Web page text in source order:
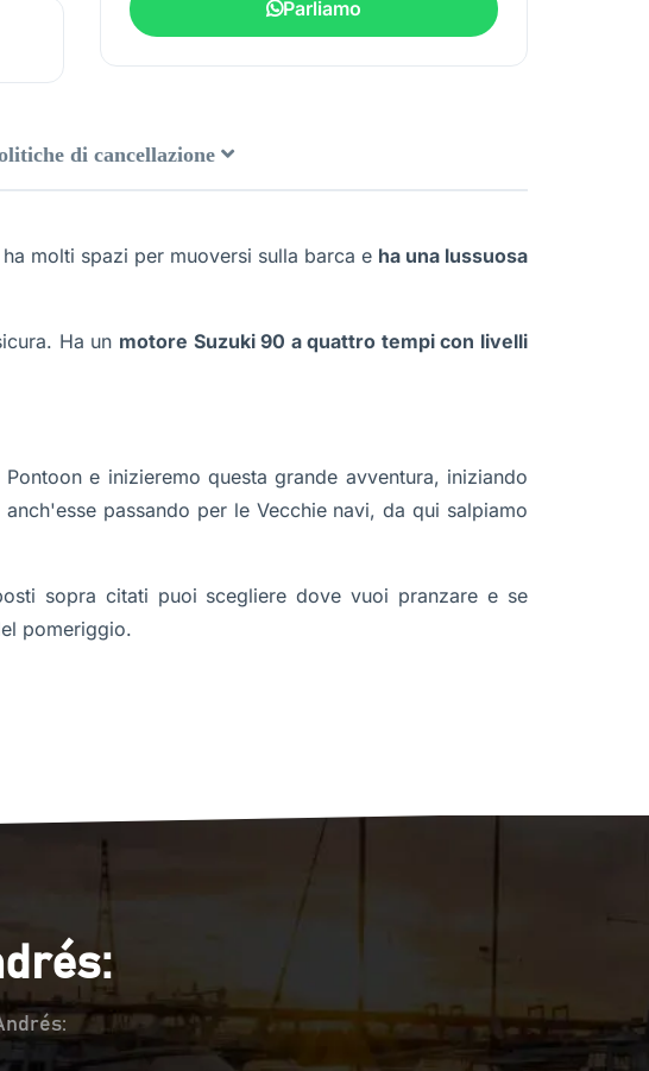
Parliamo
di cancellazione
molti spazi per muoversi sulla barca e ha una lussuosa
Ha un motore Suzuki 90 a quattro tempi con livelli
e inizieremo questa grande avventura, iniziando
passando per le Vecchie navi, da qui salpiamo
sopra citati puoi scegliere dove vuoi pranzare e se
pomeriggio.